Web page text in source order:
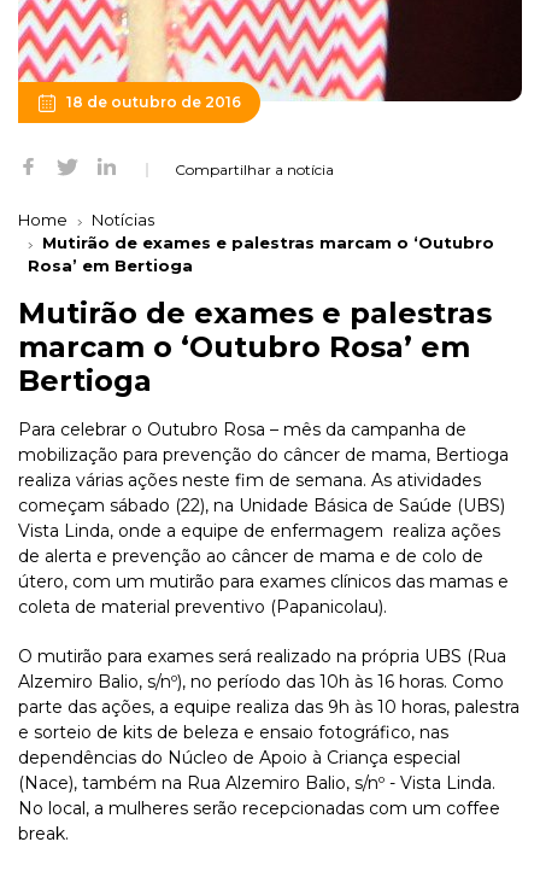
18 de outubro de 2016
Compartilhar a notícia
Home
Notícias
Mutirão de exames e palestras marcam o ‘Outubro
Rosa’ em Bertioga
Mutirão de exames e palestras
marcam o ‘Outubro Rosa’ em
Bertioga
Para celebrar o Outubro Rosa – mês da campanha de
mobilização para prevenção do câncer de mama, Bertioga
realiza várias ações neste fim de semana. As atividades
começam sábado (22), na Unidade Básica de Saúde (UBS)
Vista Linda, onde a equipe de enfermagem realiza ações
de alerta e prevenção ao câncer de mama e de colo de
útero, com um mutirão para exames clínicos das mamas e
coleta de material preventivo (Papanicolau).
O mutirão para exames será realizado na própria UBS (Rua
Alzemiro Balio, s/nº), no período das 10h às 16 horas. Como
parte das ações, a equipe realiza das 9h às 10 horas, palestra
e sorteio de kits de beleza e ensaio fotográfico, nas
dependências do Núcleo de Apoio à Criança especial
(Nace), também na Rua Alzemiro Balio, s/nº - Vista Linda.
No local, a mulheres serão recepcionadas com um coffee
break.